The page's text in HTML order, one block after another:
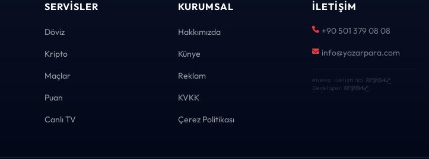
SERVISLER
Döviz
Kripto
Maçlar
Puan
Canlı TV
KURUMSAL
Hakkımızda
Künye
Reklam
KVKK
Çerez Politikası
İLETIŞIM
+90 501 379 08 08
info@yazarpara.com
eNews · Geliştirici KEYDAL·
Developer KEYDAL